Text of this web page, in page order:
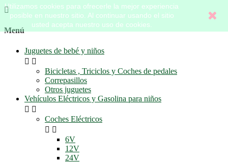
Utilizamos cookies para ofrecerle la mejor experiencia
posible en nuestro sitio. Al continuar usando el sitio
usted acepta nuestro uso de cookies.

Menú
Juguetes de bebé y niños
 
Bicicletas , Triciclos y Coches de pedales
Correpasillos
Otros juguetes
Vehículos Eléctricos y Gasolina para niños
 
Coches Eléctricos
 
6V
12V
24V